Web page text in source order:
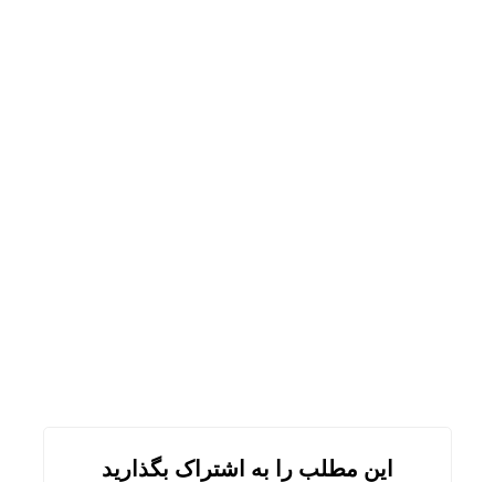
این مطلب را به اشتراک بگذارید